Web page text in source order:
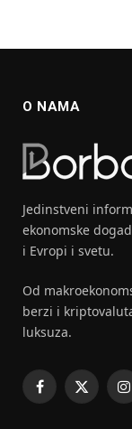
O NAMA
Jedinstveni
ekonomske
i Evropi i svetu.
Od
berzi i
luksuza.
Facebook
X